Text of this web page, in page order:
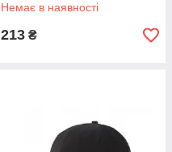
Немає в наявності
213 ₴